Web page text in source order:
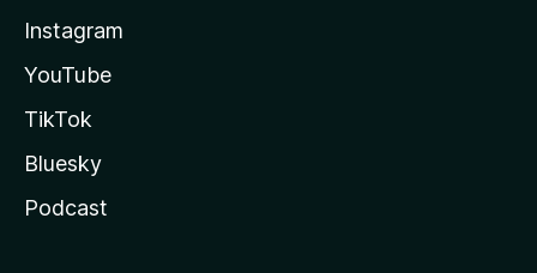
Instagram
YouTube
TikTok
Bluesky
Podcast